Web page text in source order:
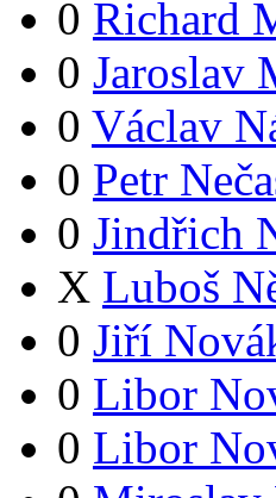
0 Richard
0 Jaroslav
0 Václav
0 Petr
0 Jindřich
X Luboš
0 Jiří
0 Libor
0 Libor